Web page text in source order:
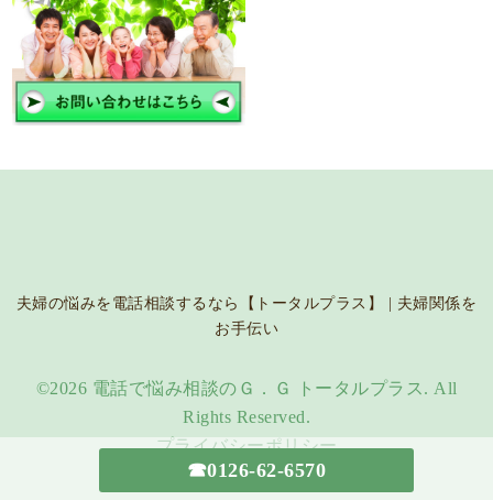
夫婦の悩みを電話相談するなら【トータルプラス】 | 夫婦関係を
お手伝い
©2026 電話で悩み相談のＧ．Ｇ トータルプラス . All
Rights Reserved.
プライバシーポリシー
☎0126-62-6570